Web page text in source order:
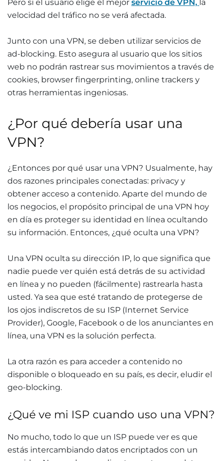
Pero si el usuario elige el mejor servicio de VPN, la
velocidad del tráfico no se verá afectada.
Junto con una VPN, se deben utilizar servicios de
ad-blocking. Esto asegura al usuario que los sitios
web no podrán rastrear sus movimientos a través de
cookies, browser fingerprinting, online trackers y
otras herramientas ingeniosas.
¿Por qué debería usar una
VPN?
¿Entonces por qué usar una VPN? Usualmente, hay
dos razones principales conectadas: privacy y
obtener acceso a contenido. Aparte del mundo de
los negocios, el propósito principal de una VPN hoy
en día es proteger su identidad en línea ocultando
su información. Entonces, ¿qué oculta una VPN?
Una VPN oculta su dirección IP, lo que significa que
nadie puede ver quién está detrás de su actividad
en línea y no pueden (fácilmente) rastrearla hasta
usted. Ya sea que esté tratando de protegerse de
los ojos indiscretos de su ISP (Internet Service
Provider), Google, Facebook o de los anunciantes en
línea, una VPN es la solución perfecta.
La otra razón es para acceder a contenido no
disponible o bloqueado en su país, es decir, eludir el
geo-blocking.
¿Qué ve mi ISP cuando uso una VPN?
No mucho, todo lo que un ISP puede ver es que
estás intercambiando datos encriptados con un